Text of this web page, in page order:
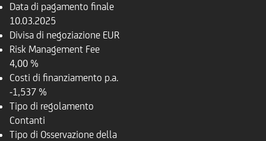
Data di pagamento finale
10.03.2025
Divisa di negoziazione EUR
Risk Management Fee
4,00 %
Costi di finanziamento p.a.
-1,537 %
Tipo di regolamento
Contanti
Tipo di Osservazione della